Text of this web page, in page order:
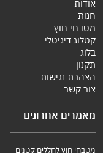
אודות
חנות
מטבחי חוץ
קטלוג דיגיטלי
בלוג
תקנון
הצהרת נגישות
צור קשר
מאמרים אחרונים
מטבחי חוץ לחללים קטנים